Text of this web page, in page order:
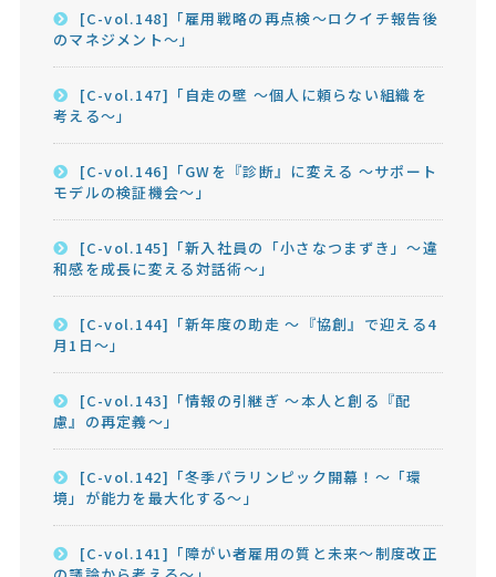
[C-vol.148]「雇用戦略の再点検～ロクイチ報告後
のマネジメント～」
[C-vol.147]「自走の壁 ～個人に頼らない組織を
考える～」
[C-vol.146]「GWを『診断』に変える ～サポート
モデルの検証機会～」
[C-vol.145]「新入社員の「小さなつまずき」～違
和感を成長に変える対話術～」
[C-vol.144]「新年度の助走 ～『協創』で迎える4
月1日～」
[C-vol.143]「情報の引継ぎ ～本人と創る『配
慮』の再定義～」
[C-vol.142]「冬季パラリンピック開幕！～「環
境」が能力を最大化する～」
[C-vol.141]「障がい者雇用の質と未来～制度改正